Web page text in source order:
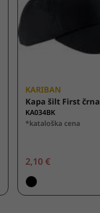
KARIBAN
Kapa šilt First črna
KA034BK
*kataloška cena
2,10 €